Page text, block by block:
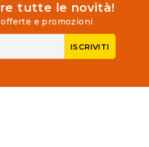
tutte le novità!
e promozioni